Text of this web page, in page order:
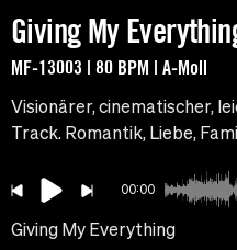
Giving My
MF-13003 | 80 BPM | A-Moll
Visionärer, cinematischer,
Track. Romantik, Liebe,
00:00
Giving My Everything